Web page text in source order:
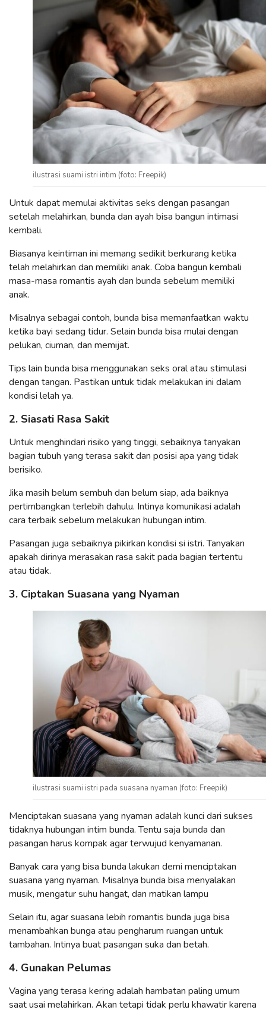
ilustrasi suami istri intim (foto: Freepik)
Untuk dapat memulai aktivitas seks dengan pasangan
setelah melahirkan, bunda dan ayah bisa bangun intimasi
kembali.
Biasanya keintiman ini memang sedikit berkurang ketika
telah melahirkan dan memiliki anak. Coba bangun kembali
masa-masa romantis ayah dan bunda sebelum memiliki
anak.
Misalnya sebagai contoh, bunda bisa memanfaatkan waktu
ketika bayi sedang tidur. Selain bunda bisa mulai dengan
pelukan, ciuman, dan memijat.
Tips lain bunda bisa menggunakan seks oral atau stimulasi
dengan tangan. Pastikan untuk tidak melakukan ini dalam
kondisi lelah ya.
2. Siasati Rasa Sakit
Untuk menghindari risiko yang tinggi, sebaiknya tanyakan
bagian tubuh yang terasa sakit dan posisi apa yang tidak
berisiko.
Jika masih belum sembuh dan belum siap, ada baiknya
pertimbangkan terlebih dahulu. Intinya komunikasi adalah
cara terbaik sebelum melakukan hubungan intim.
Pasangan juga sebaiknya pikirkan kondisi si istri. Tanyakan
apakah dirinya merasakan rasa sakit pada bagian tertentu
atau tidak.
3. Ciptakan Suasana yang Nyaman
ilustrasi suami istri pada suasana nyaman (foto: Freepik)
Menciptakan suasana yang nyaman adalah kunci dari sukses
tidaknya hubungan intim bunda. Tentu saja bunda dan
pasangan harus kompak agar terwujud kenyamanan.
Banyak cara yang bisa bunda lakukan demi menciptakan
suasana yang nyaman. Misalnya bunda bisa menyalakan
musik, mengatur suhu hangat, dan matikan lampu
Selain itu, agar suasana lebih romantis bunda juga bisa
menambahkan bunga atau pengharum ruangan untuk
tambahan. Intinya buat pasangan suka dan betah.
4. Gunakan Pelumas
Vagina yang terasa kering adalah hambatan paling umum
saat usai melahirkan. Akan tetapi tidak perlu khawatir karena